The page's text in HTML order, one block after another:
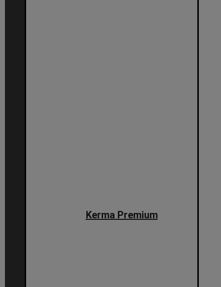
Kerma Premium